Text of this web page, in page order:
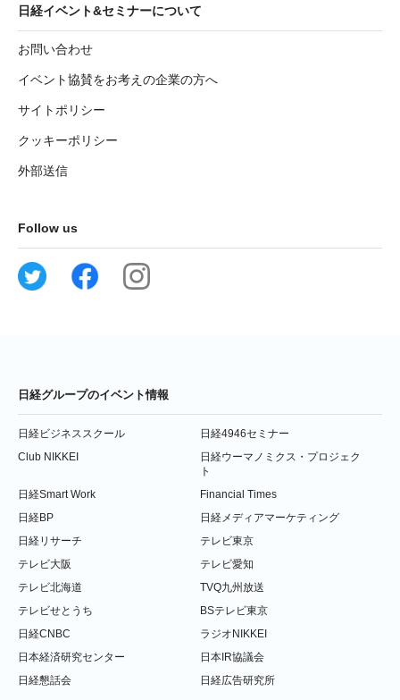
日経イベント&セミナーについて
お問い合わせ
イベント協賛をお考えの企業の方へ
サイトポリシー
クッキーポリシー
外部送信
Follow us
日経グループのイベント情報
日経ビジネススクール
日経4946セミナー
Club NIKKEI
日経ウーマノミクス・プロジェク
ト
日経Smart Work
Financial Times
日経BP
日経メディアマーケティング
日経リサーチ
テレビ東京
テレビ大阪
テレビ愛知
テレビ北海道
TVQ九州放送
テレビせとうち
BSテレビ東京
日経CNBC
ラジオNIKKEI
日本経済研究センター
日本IR協議会
日経懇話会
日経広告研究所